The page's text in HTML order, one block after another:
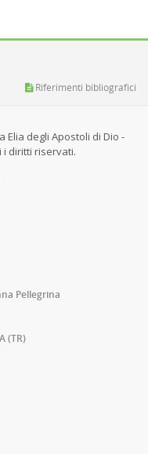
Riferimenti bibliografici
Elia degli Apostoli di Dio -
i diritti riservati.
Pellegrina
(TR)